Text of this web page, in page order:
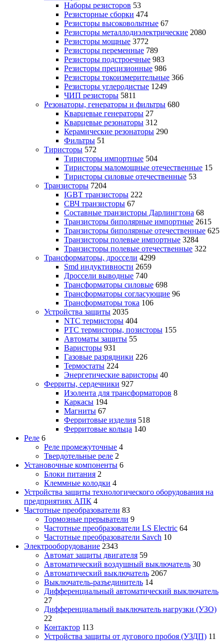
Наборы резисторов 53
Резисторные сборки 474
Резисторы высоковольтные 67
Резисторы металлодиэлектрические 2080
Резисторы мощные 3772
Резисторы переменные 789
Резисторы подстроечные 983
Резисторы прецизионные 986
Резисторы токоизмерительные 366
Резисторы углеродистые 1249
ЧИП резисторы 5811
Резонаторы, генераторы и фильтры 680
Кварцевые генераторы 27
Кварцевые резонаторы 312
Керамические резонаторы 290
Фильтры 51
Тиристоры 572
Тиристоры импортные 504
Тиристоры маломощные отечественные 15
Тиристоры силовые отечественные 53
Транзисторы 7204
IGBT транзисторы 222
СВЧ транзисторы 67
Составные транзисторы Дарлингтона 68
Транзисторы биполярные импортные 2615
Транзисторы биполярные отечественные 625
Транзисторы полевые импортные 3284
Транзисторы полевые отечественные 322
Трансформаторы, дроссели 4299
Smd индуктивности 2659
Дроссели выводные 740
Трансформаторы силовые 698
Трансформаторы согласующие 96
Трансформаторы тока 106
Устройства защиты 2035
NTC термисторы 404
PTC термисторы, позисторы 155
Автоматы защиты 55
Варисторы 931
Газовые разрядники 226
Термостаты 224
Энергетические варисторы 40
Ферриты, сердечники 927
Изолента для трансформаторов 8
Каркасы 194
Магниты 67
Ферритовые изделия 518
Ферритовые кольца 140
Реле 6
Реле промежуточные 4
Твердотельные реле 2
Установочные компоненты 6
Блоки питания 2
Клеммные колодки 4
Устройства защиты технологического оборудования на
предприятиях АПК 4
Частотные преобразователи 83
Тормозные прерыватели 9
Частотные преобразователи LS Electric 64
Частотные преобразователи Savch 10
Электрооборудование 2343
Автомат защиты двигателя 59
Автоматический воздушный выключатель 30
Автоматический выключатель 2067
Выключатель-разъединитель 14
Дифференциальный автоматический выключатель
27
Дифференциальный выключатель нагрузки (УЗО)
22
Контактор 113
Устройства защиты от дугового пробоя (УЗДП) 11